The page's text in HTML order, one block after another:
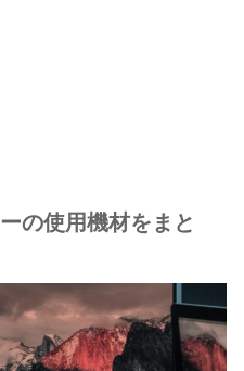
の使用機材をまと